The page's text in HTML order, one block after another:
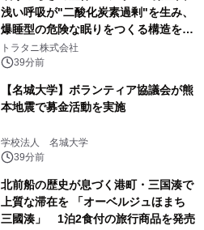
浅い呼吸が"二酸化炭素過剰"を生み、
爆睡型の危険な眠りをつくる構造を解
説
トラタニ株式会社
39分前
【名城大学】ボランティア協議会が熊
本地震で募金活動を実施
学校法人 名城大学
39分前
北前船の歴史が息づく港町・三国湊で
上質な滞在を 「オーベルジュほまち
三國湊」 1泊2食付の旅行商品を発売